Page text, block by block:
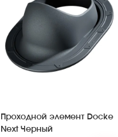
Проходной элемент Docke
Next Черный